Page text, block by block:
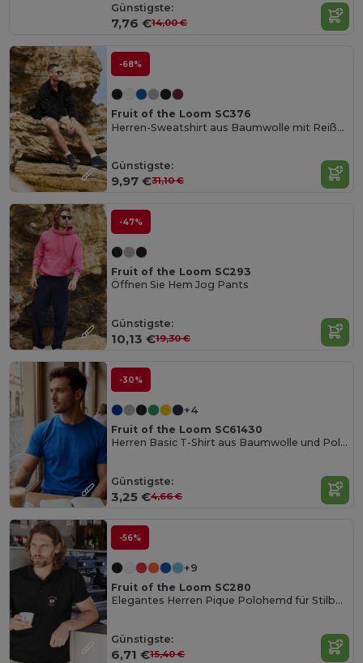
Günstigste:
7,76 €14,00 €
-68%
Fruit of the Loom SC376
Herren-Sweatshirt aus Baumwolle mit Reißverschluss
Günstigste:
9,97 €31,10 €
-47%
Fruit of the Loom SC293
Öffnen Sie Hem Jog Pants
Günstigste:
10,13 €19,30 €
-30%
+4
Fruit of the Loom SC61430
Herren Basic T-Shirt aus Baumwolle und Polyester
Günstigste:
3,25 €4,66 €
-56%
+9
Fruit of the Loom SC280
Elegantes Herren Pique Polohemd für Stilbewusste
Günstigste:
6,71 €15,40 €